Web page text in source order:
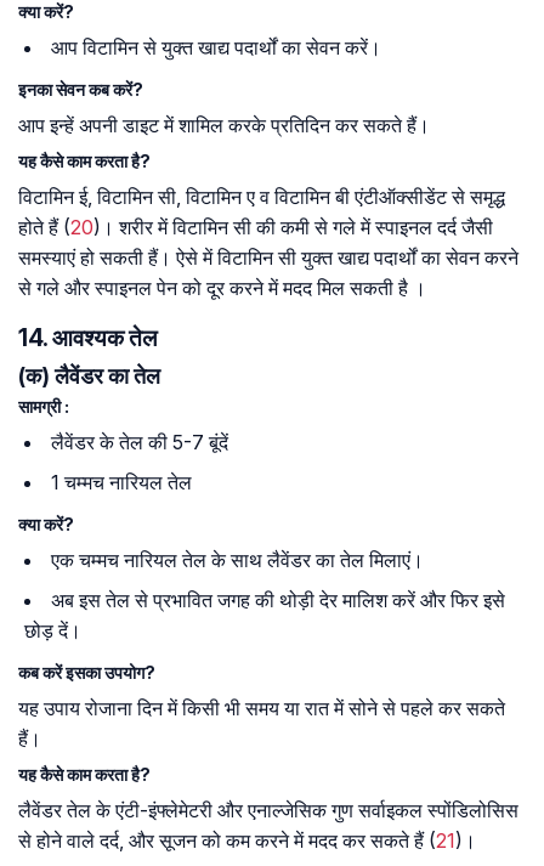
क्या करें?
आप विटामिन से युक्त खाद्य पदार्थों का सेवन करें।
इनका सेवन कब करें?
आप इन्हें अपनी डाइट में शामिल करके प्रतिदिन कर सकते हैं।
यह कैसे काम करता है?
विटामिन ई, विटामिन सी, विटामिन ए व विटामिन बी एंटीऑक्सीडेंट से समृद्ध
होते हैं (20)। शरीर में विटामिन सी की कमी से गले में स्पाइनल दर्द जैसी
समस्याएं हो सकती हैं। ऐसे में विटामिन सी युक्त खाद्य पदार्थों का सेवन करने
से गले और स्पाइनल पेन को दूर करने में मदद मिल सकती है ।
14. आवश्यक तेल
(क) लैवेंडर का तेल
सामग्री :
लैवेंडर के तेल की 5-7 बूंदें
1 चम्मच नारियल तेल
क्या करें?
एक चम्मच नारियल तेल के साथ लैवेंडर का तेल मिलाएं।
अब इस तेल से प्रभावित जगह की थोड़ी देर मालिश करें और फिर इसे
छोड़ दें।
कब करें इसका उपयोग?
यह उपाय रोजाना दिन में किसी भी समय या रात में सोने से पहले कर सकते
हैं।
यह कैसे काम करता है?
लैवेंडर तेल के एंटी-इंफ्लेमेटरी और एनाल्जेसिक गुण सर्वाइकल स्पोंडिलोसिस
से होने वाले दर्द, और सूजन को कम करने में मदद कर सकते हैं (21)।